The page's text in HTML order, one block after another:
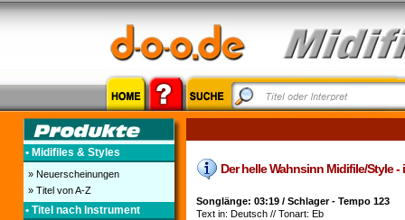
• Midifiles & Styles
» Neuerscheinungen
» Titel von A-Z
• Titel nach Instrument
Der helle Wahnsinn Midifile/Style
Songlänge: 03:19 / Schlager - Tempo 123
Text in: Deutsch // Tonart: Eb